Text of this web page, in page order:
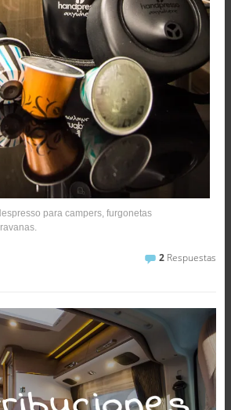
para campers, furgonetas
2 Respuestas